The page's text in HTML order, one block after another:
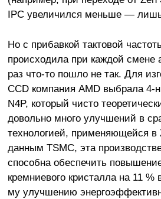
IPC увеличился меньше —
Но с прибавкой тактовой
происходила при каждой смене
раз что-то пошло не так. Для
CCD компания AMD выбрала 4-
N4P, который чисто
довольно много улучшений в
технологией, применяющейся в
данным TSMC, эта
способна обеспечить
кремниевого кристалла на 11 %
му улучшению